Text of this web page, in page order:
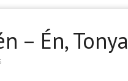
– Én, Tonya